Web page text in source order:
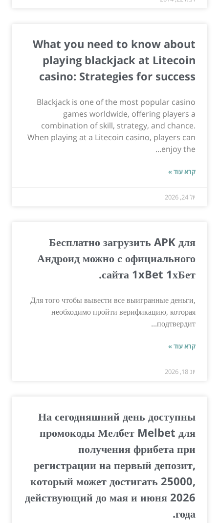
What you need to know about
playing blackjack at Litecoin
casino: Strategies for success
Blackjack is one of the most popular casino
games worldwide, offering players a
combination of skill, strategy, and chance.
When playing at a Litecoin casino, players can
enjoy the...
קרא עוד »
יול 24, 2026
Бесплатно загрузить APK для
Андроид можно с официального
сайта 1xBet 1хБет.
Для того чтобы вывести все выигранные деньги,
необходимо пройти верификацию, которая
подтвердит...
קרא עוד »
יונ 18, 2026
На сегодняшний день доступны
промокоды Мелбет Melbet для
получения фрибета при
регистрации на первый депозит,
который может достигать 25000,
действующий до мая и июня 2026
года.